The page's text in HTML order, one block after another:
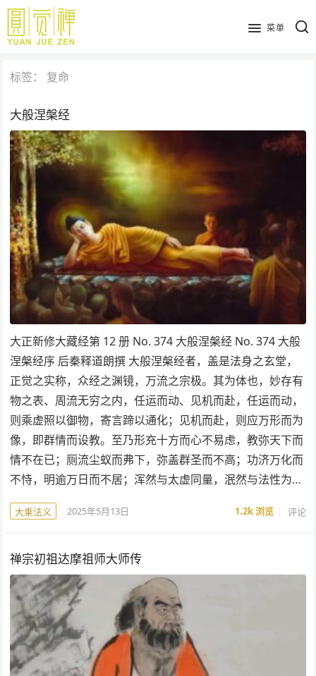
跳
主
内
菜单
标签： 复命
大般涅槃经
大正新修大藏经第 12 册 No. 374 大般涅槃经 No. 374 大般
涅槃经序 后秦释道朗撰 大般涅槃经者，盖是法身之玄堂，
正觉之实称，众经之渊镜，万流之宗极。其为体也，妙存有
物之表、周流无穷之内，任运而动、见机而赴，任运而动，
则乘虚照以御物，寄言蹄以通化；见机而赴，则应万形而为
像，即群情而设教。至乃形充十方而心不易虑，教弥天下而
情不在已；厕流尘蚁而弗下，弥盖群圣而不高；功济万化而
不恃，明逾万日而不居；浑然与太虚同量，泯然与法性为…
大乘法义 2025年5月13日 1.2k浏览 评论
禅宗初祖达摩祖师大师传